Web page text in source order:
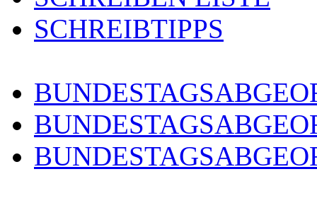
SCHREIBTIPPS